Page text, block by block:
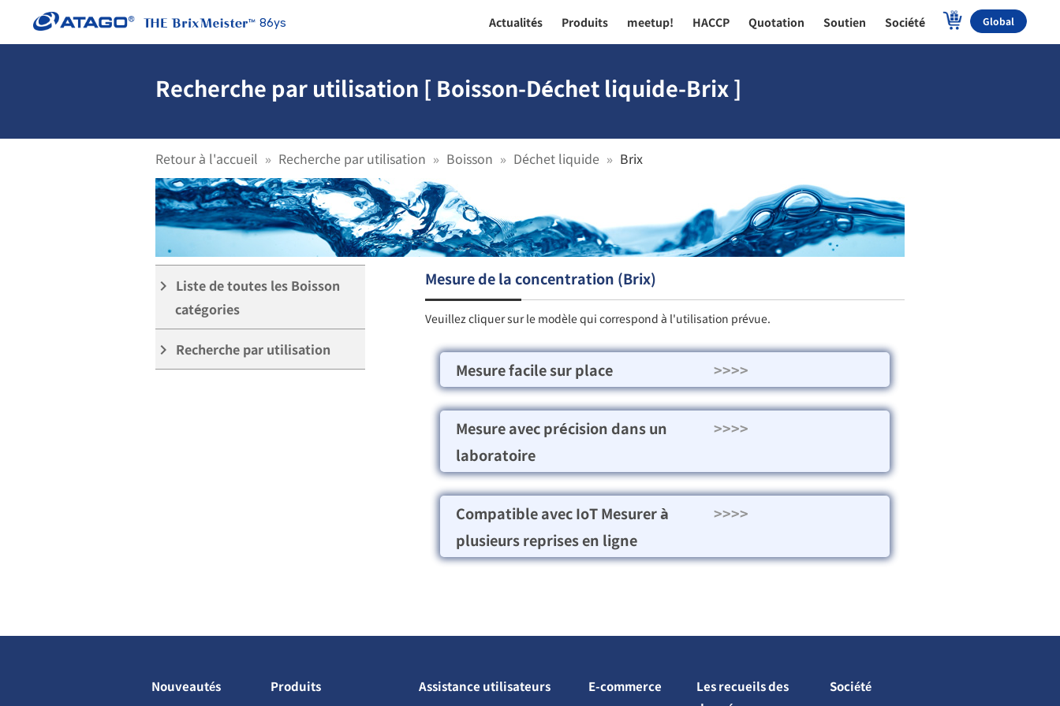
86ys Actualités Produits meetup! HACCP Quotation Soutien Société Global
Recherche par utilisation [ Boisson-Déchet liquide-Brix ]
Retour à l'accueil Recherche par utilisation Boisson Déchet liquide Brix
keyboard_arrow_right Liste de toutes les Boisson
catégories
keyboard_arrow_right Recherche par utilisation
Mesure de la concentration (Brix)
Veuillez cliquer sur le modèle qui correspond à l'utilisation prévue.
Mesure facile sur place >>>>
Mesure avec précision dans un
laboratoire
>>>>
Compatible avec IoT Mesurer à
plusieurs reprises en ligne
>>>>
Nouveautés Produits Assistance utilisateurs E-commerce
Les recueils des
Société